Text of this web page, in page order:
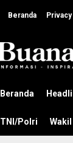
Beranda
Beranda
TNI/Polri